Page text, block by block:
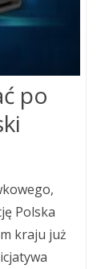
po
Polska
kraju już